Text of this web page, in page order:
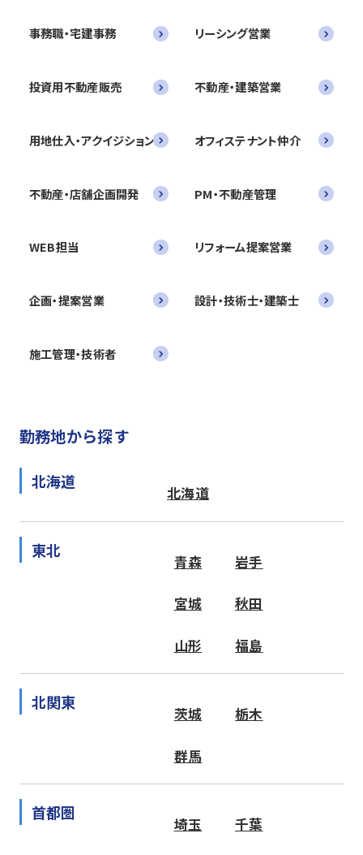
事務職・宅建事務 リーシング営業
投資用不動産販売 不動産・建築営業
用地仕入・アクイジション オフィステナント仲介
不動産・店舗企画開発 PM・不動産管理
WEB担当 リフォーム提案営業
企画・提案営業 設計・技術士・建築士
施工管理・技術者
勤務地から探す
北海道
北海道
東北
青森 岩手
宮城 秋田
山形 福島
北関東
茨城 栃木
群馬
首都圏
埼玉 千葉